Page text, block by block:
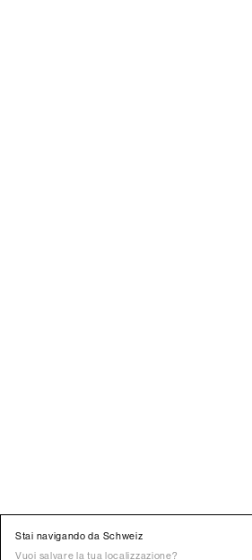
Stai navigando da Schweiz
Vuoi salvare la tua localizzazione?